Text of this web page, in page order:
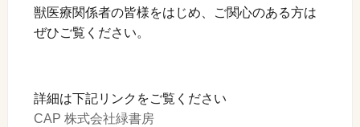
獣医療関係者の皆様をはじめ、ご関心のある方は
ぜひご覧ください。
詳細は下記リンクをご覧ください
CAP 株式会社緑書房